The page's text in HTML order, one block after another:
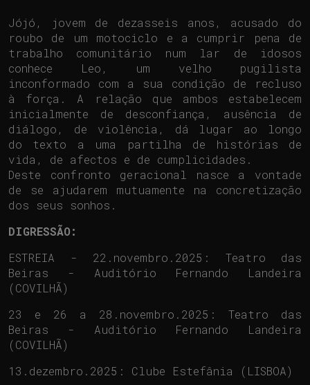
Jójó, jovem de dezasseis anos, acusado do
roubo de um motociclo e a cumprir pena de
trabalho comunitário num lar de idosos
conhece Leo, um velho pugilista
inconformado com a sua condição de recluso
à força. A relação que ambos estabelecem
inicialmente de desconfiança, ausência de
diálogo, de violência, dá lugar ao longo
do texto a uma partilha de histórias de
vida, de afectos e de cumplicidades.
Deste confronto geracional nasce a vontade
de se ajudarem mutuamente na concretização
dos seus sonhos.
DIGRESSÃO:
ESTREIA - 22.novembro.2025: Teatro das
Beiras - Auditório Fernando Landeira
(COVILHÃ)
23 e 26 a 28.novembro.2025: Teatro das
Beiras - Auditório Fernando Landeira
(COVILHÃ)
13.dezembro.2025: Clube Estefânia (LISBOA)